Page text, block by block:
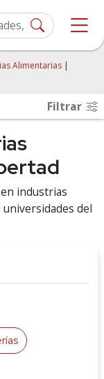
Alimentarias |
Filtrar
industrias
del